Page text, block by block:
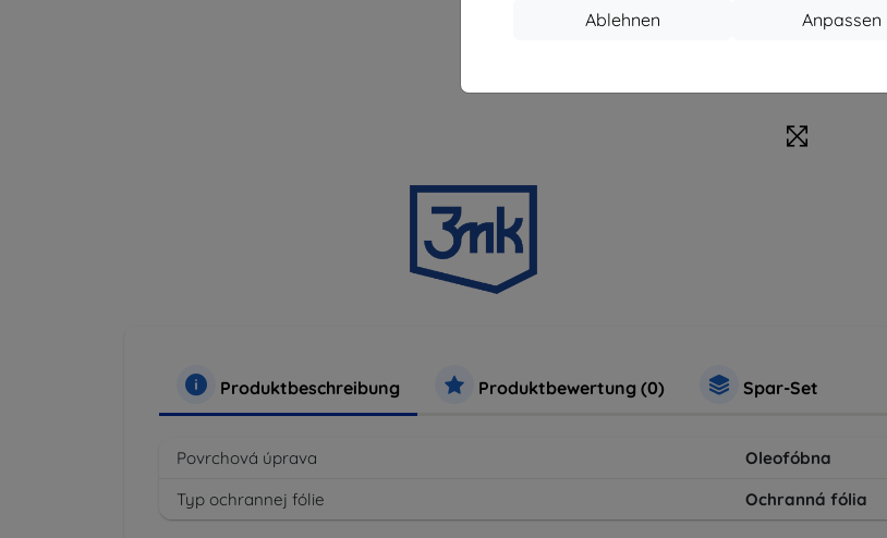
Anpassen
Ablehnen
EAN
Produktbeschreibung Produktbewertung (0) Spar-Set
Povrchová úprava
Oleofóbna
Typ ochrannej fólie
Ochranná fólia